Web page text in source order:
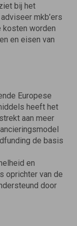
bij het
mkb’ers
kosten worden
en eisen van
Europese
heeft het
aan meer
de basis
en
oprichter van de
door